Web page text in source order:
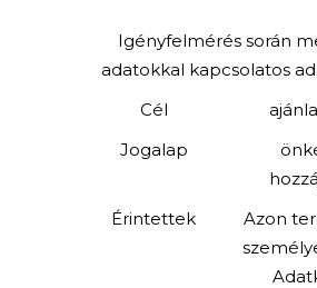
Igényfelmérés során
adatokkal kapcsolatos
Cél
Jogalap
Érintettek
Azon